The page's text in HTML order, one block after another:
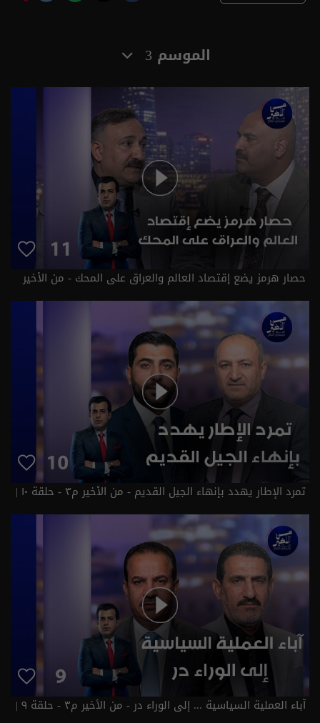
الموسم 3
حصار هرمز يضع إقتصاد العالم والعراق على المحك - من الأخير
م٣ - حلقة ١١ | الموسم 3
تمرد الإطار يهدد بإنهاء الجيل القديم - من الأخير م٣ - حلقة ١٠ |
الموسم 3
آباء العملية السياسية ... إلى الوراء در - من الأخير م٣ - حلقة ٩ |